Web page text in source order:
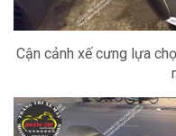
Cận cảnh xế cưng lựa